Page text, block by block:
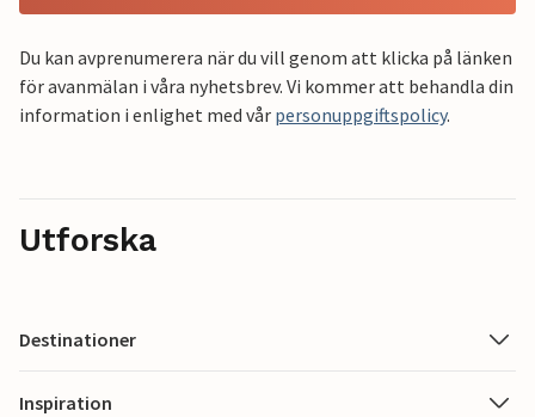
Du kan avprenumerera när du vill genom att klicka på länken
för avanmälan i våra nyhetsbrev. Vi kommer att behandla din
information i enlighet med vår personuppgiftspolicy.
Utforska
Destinationer
Inspiration